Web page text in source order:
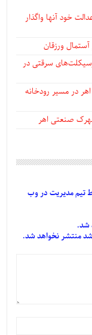
خود آنها واگذار
ورزقان
سرقتی در
در مسیر رودخانه
صنعتی اهر
تیم مدیریت در وب
شد.
منتشر نخواهد شد.